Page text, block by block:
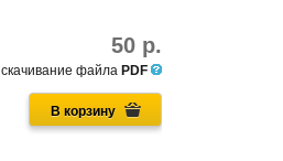
50 р.
скачивание файла PDF
В корзину